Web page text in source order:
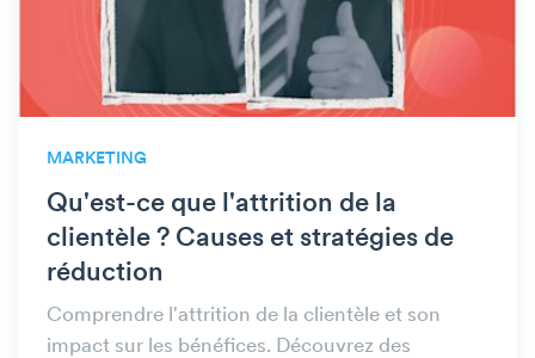
MARKETING
Qu'est-ce que l'attrition de la
clientèle ? Causes et stratégies de
réduction
Comprendre l'attrition de la clientèle et son
impact sur les bénéfices. Découvrez des